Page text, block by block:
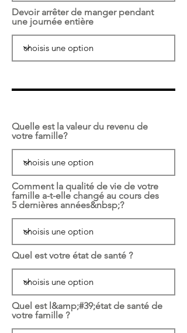
Devoir arrêter de manger pendant
une journée entière
Quelle est la valeur du revenu de
votre famille?
Comment la qualité de vie de votre
famille a-t-elle changé au cours des
5 dernières années&nbsp;?
Quel est votre état de santé ?
Quel est l&amp;#39;état de santé de
votre famille ?